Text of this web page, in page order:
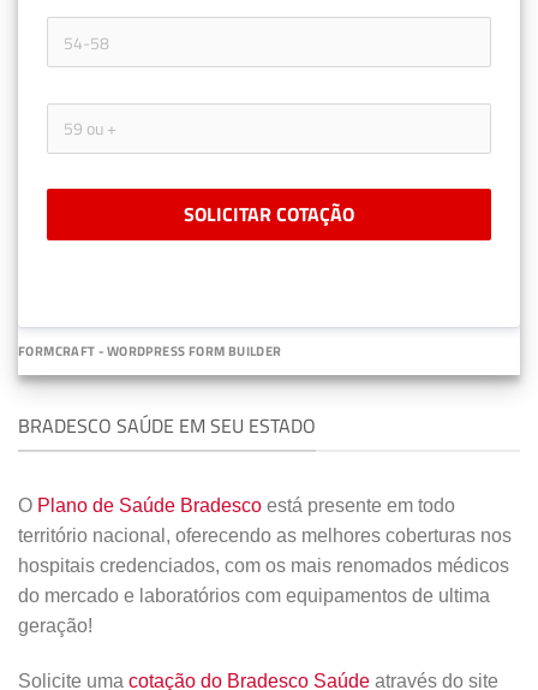
SOLICITAR COTAÇÃO
FORMCRAFT - WORDPRESS FORM BUILDER
BRADESCO SAÚDE EM SEU ESTADO
O Plano de Saúde Bradesco está presente em todo
território nacional, oferecendo as melhores coberturas nos
hospitais credenciados, com os mais renomados médicos
do mercado e laboratórios com equipamentos de ultima
geração!
Solicite uma cotação do Bradesco Saúde através do site